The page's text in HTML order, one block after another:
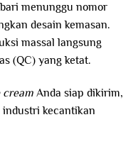
menunggu nomor
desain kemasan.
massal langsung
(QC) yang ketat.
creamAnda siap dikirim,
industri kecantikan